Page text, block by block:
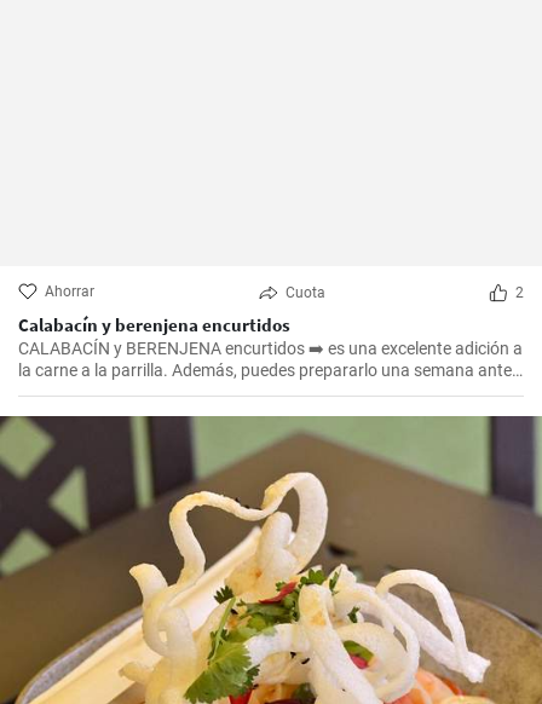
Ahorrar Cuota 2
Calabacín y berenjena encurtidos
CALABACÍN y BERENJENA encurtidos ➡️ es una excelente adición a
la carne a la parrilla. Además, puedes prepararlo una semana antes
de la barbacoa, ya que es aún mejor después de reposar 😉